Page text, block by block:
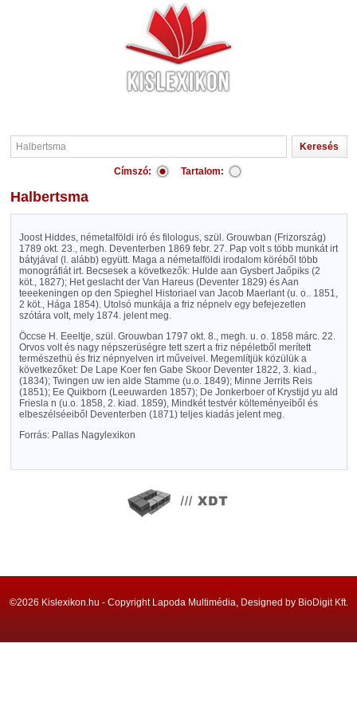
Címszó: Tartalom:
Halbertsma
Joost Hiddes, németalföldi iró és filologus, szül. Grouwban (Frizország)
1789 okt. 23., megh. Deventerben 1869 febr. 27. Pap volt s több munkát irt
bátyjával (l. alább) együtt. Maga a németalföldi irodalom köréből több
monográfiát irt. Becsesek a következők: Hulde aan Gysbert Jaőpiks (2
köt., 1827); Het geslacht der Van Hareus (Deventer 1829) és Aan
teeekeningen op den Spieghel Historiael van Jacob Maerlant (u. o.. 1851,
2 köt., Hága 1854). Utolsó munkája a friz népnelv egy befejezetlen
szótára volt, mely 1874. jelent meg.
Öccse H. Eeeltje, szül. Grouwban 1797 okt. 8., megh. u. o. 1858 márc. 22.
Orvos volt és nagy népszerüségre tett szert a friz népéletből merített
természethü és friz népnyelven irt műveivel. Megemlítjük közülük a
következőket: De Lape Koer fen Gabe Skoor Deventer 1822, 3. kiad.,
(1834); Twingen uw ien alde Stamme (u.o. 1849); Minne Jerrits Reis
(1851); Ee Quikborn (Leeuwarden 1857); De Jonkerboer of Krystijd yu ald
Friesla n (u.o. 1858, 2. kiad. 1859), Mindkét testvér költeményeiből és
elbeszélséeiből Deventerben (1871) teljes kiadás jelent meg.
Forrás: Pallas Nagylexikon
©2026 Kislexikon.hu - Copyright Lapoda Multimédia, Designed by BioDigit Kft.